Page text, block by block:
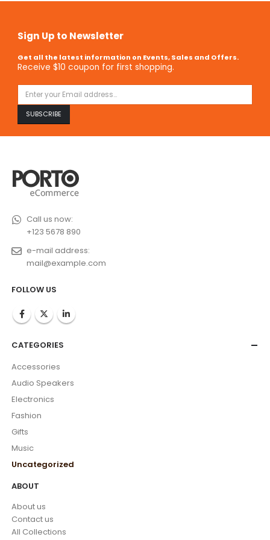
Sign Up to Newsletter
Get all the latest information on Events, Sales and Offers.
Receive $10 coupon for first shopping.
Call us now:
+123 5678 890
e-mail address:
mail@example.com
FOLLOW US
CATEGORIES
Accessories
Audio Speakers
Electronics
Fashion
Gifts
Music
Uncategorized
ABOUT
About us
Contact us
All Collections